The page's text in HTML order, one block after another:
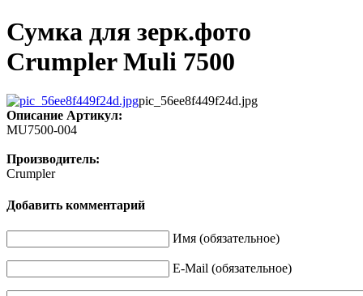
Сумка для зерк.фото
Crumpler Muli 7500
pic_56ee8f449f24d.jpg
Описание Артикул:
MU7500-004
Производитель:
Crumpler
Добавить комментарий
Имя (обязательное)
E-Mail (обязательное)